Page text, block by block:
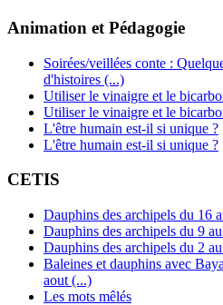
Animation et Pédagogie
Soirées/veillées conte :
d'histoires (...)
Utiliser le vinaigre et le
Utiliser le vinaigre et le
L'être humain est-il si unique ?
L'être humain est-il si unique ?
CETIS
Dauphins des archipels du 16
Dauphins des archipels du 9
Dauphins des archipels du 2
Baleines et dauphins avec
aout (...)
Les mots mêlés